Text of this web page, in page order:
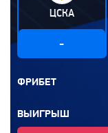
ЦСКА
-
ФРИБЕТ
ВЫИГРЫШ